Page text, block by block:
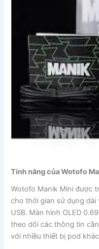
Tính năng của Wotofo
Wotofo Manik Mini được
cho thời gian sử dụng
USB. Màn hình OLED
theo dõi các thông tin
với nhiều thiết bị pod